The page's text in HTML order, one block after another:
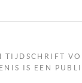
TIJDSCHRIFT
IS EEN